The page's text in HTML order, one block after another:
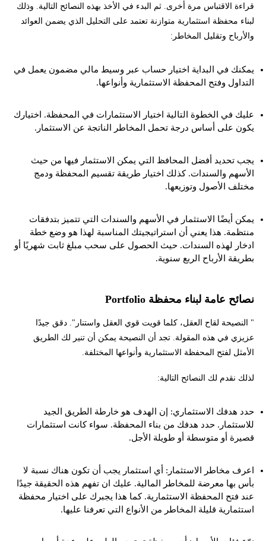
قراءة الاقتباس مرة أخرى. ثم البدء في الأخذ بهذه النصائح التالية. وذلك
لبناء محفظة استثمارية متوازنة تعتمد على التحليل الذي يضمن العوائد
والأرباح وتقليل المخاطر:
يمكنك في البداية اختيار حساب عبر وسيط مالي مضمون يعمل في
التداول وفتح المحفظة الاستثمارية وأنواعها.
عليك في الخطوة التالية اختيار الاستثمارات في المحفظة. اختيارك
يكون على أساس درجة تحمل المخاطر الناتجة عن الاستثمار.
يجب تحديد أفضل المحافظ التي يمكن الاستثمار فيها من حيث
الأسهم والسندات. كذلك اختيار طريقة تقسيم المحفظة ودمج
مختلف الأصول وتوزيعها.
يمكن أيضًا الاستثمار في الأسهم والسندات التي تتميز بتدفقات
منتظمة. هذا يعني أن استراتيجيتك المناسبة لهذا هو وضع خطة
ادخار لهذه السندات. حيث الحصول على سحب مبلغ ثابت شهريًا أو
بطريقة الأرباح الربع سنوية.
نصائح عامة لبناء محفظة Portfolio
" النصيحة لقاح العقل، كلما قويت قوي العقل واستنار". دقق جيدًا
عزيزي في هذه المقولة. تجد أن النصيحة يمكن أن تنير لك الطريق
الأمثل لفتح المحفظة الاستثمارية وأنواعها المختلفة.
لذلك نقدم لك النصائح التالية:
حدد هدفك الاستثماري: إن الهدف هو خارطة الطريق الجيد
للاستثمار. حدد هدفك من بناء المحفظة. سواء كانت استثمارات
قصيرة أو متوسطة أو طويلة الأجل.
اعرف مخاطر الاستثمار: أي استثمار يجب أن تكون هناك نسبة لا
بأس بها معرضة للمخاطر المالية. عليك ان تفهم هذه الحقيقة جيدًا
عند فتح المحفظة الاستثمارية. كما هذا يجبرك على اختيار محفظة
استثمارية قليلة المخاطر من الأنواع التي تعرفنا عليها.